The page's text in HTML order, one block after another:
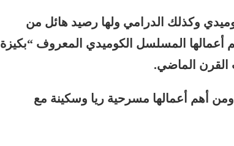
وكذلك الدرامي ولها رصيد هائل من
أعمالها المسلسل الكوميدي المعروف “بكيزة
القرن الماضي.
أهم أعمالها مسرحية ريا وسكينة مع